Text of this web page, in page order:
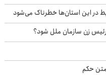
در این استان‌ها خطرناک می‌شود
زن سازمان ملل شود؟
حکم